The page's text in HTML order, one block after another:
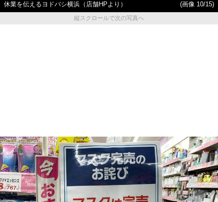
休業を伝えるヨドバシ横浜（店舗HPより）
(画像 10/15)
縦スクロールで次の写真へ